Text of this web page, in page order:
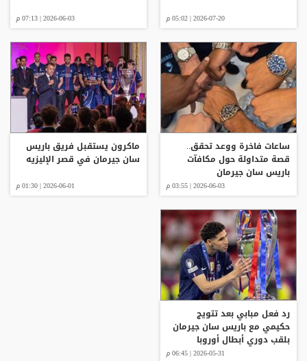
2026-07-20 | 05:02 م 2026-06-03 | 07:13 م
ساعات فاخرة ووعد تحقق..
قصة متداولة حول مكافآت
باريس سان جيرمان
2026-06-03 | 03:55 م
ماكرون يستقبل فريق باريس
سان جيرمان في قصر الإليزيه
2026-06-01 | 01:30 م
رد فعل مبابي بعد تتويج
حكيمي مع باريس سان جيرمان
بلقب دوري أبطال أوروبا
2026-05-31 | 06:45 م